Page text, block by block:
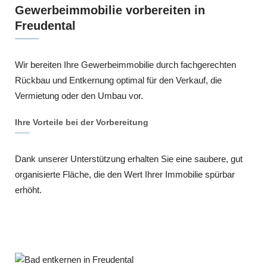
Gewerbeimmobilie vorbereiten in
Freudental
Wir bereiten Ihre Gewerbeimmobilie durch fachgerechten
Rückbau und Entkernung optimal für den Verkauf, die
Vermietung oder den Umbau vor.
Ihre Vorteile bei der Vorbereitung
Dank unserer Unterstützung erhalten Sie eine saubere, gut
organisierte Fläche, die den Wert Ihrer Immobilie spürbar
erhöht.